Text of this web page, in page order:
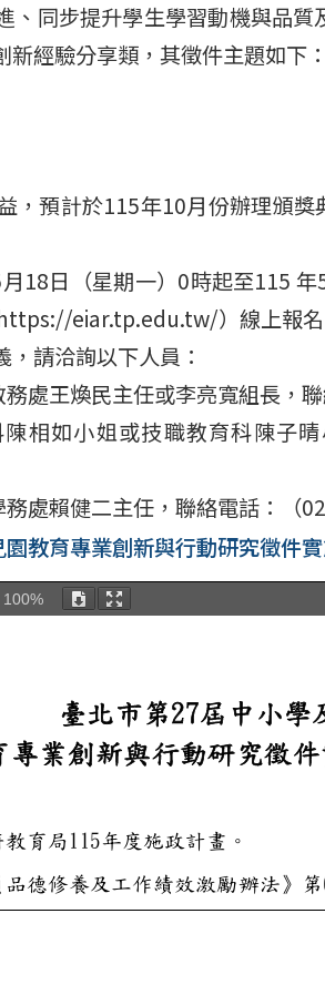
、同步提升學生學習動機與品
經驗分享類，其徵件主題如下：
，預計於115年10月份辦理頒
18日（星期一）0時起至115
eiar.tp.edu.tw/）線上報名
請洽詢以下人員：
處王煥民主任或李亮寬組長，
相如小姐或技職教育科陳子
處賴健二主任，聯絡電話：（
教育專業創新與行動研究徵件
100%